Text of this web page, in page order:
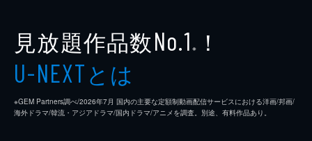
見放題作品数No.1 ※ ！
U-NEXTとは
※GEM Partners調べ/2026年7⽉ 国内の主要な定額制動画配信サービスにおける洋画/邦画/
海外ドラマ/韓流・アジアドラマ/国内ドラマ/アニメを調査。別途、有料作品あり。